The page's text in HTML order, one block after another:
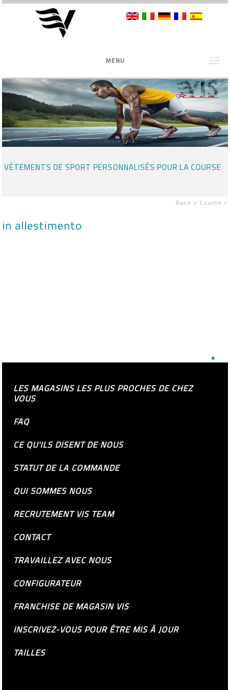
MENU
VÊTEMENTS DE SPORT PERSONNALISÉS POUR LA COURSE
Race » Course »
in allestimento
▲
LES MAGASINS LES PLUS PROCHES DE CHEZ
VOUS
FAQ
CE QU'ILS DISENT DE NOUS
STATUT DE LA COMMANDE
QUI SOMMES NOUS
RECRUTEMENT VIS TEAM
CONTACT
TRAVAILLEZ AVEC NOUS
CONFIGURATEUR
FRANCHISE DE MAGASIN VIS
INSCRIVEZ-VOUS POUR ÊTRE MIS À JOUR
TAILLES